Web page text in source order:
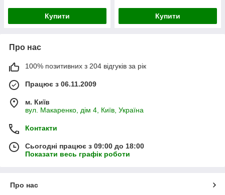
Купити Купити
Про нас
100% позитивних з 204 відгуків за рік
Працює з 06.11.2009
м. Київ
вул. Макаренко, дім 4, Київ, Україна
Контакти
Сьогодні працює з 09:00 до 18:00
Показати весь графік роботи
Про нас